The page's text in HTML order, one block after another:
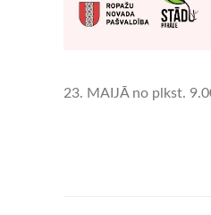
23. MAIJĀ no plkst.